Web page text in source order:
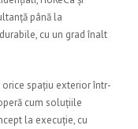
până la
cu un grad înalt
spațiu exterior într-
cum soluțiile
la execuție, cu